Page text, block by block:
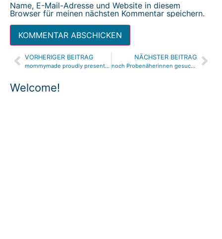
Welcome!
Name, E-Mail-Adresse und Website in diesem
Browser für meinen nächsten Kommentar speichern.
Alternative:
VORHERIGER BEITRAG
mommymade proudly presents…
NÄCHSTER BEITRAG
noch Probenäherinnen gesucht!